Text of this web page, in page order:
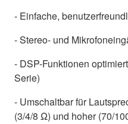
- Einfache,
- Stereo- und
- DSP-Funktionen
Serie)
- Umschaltbar für
(3/4/8 Ω) und hoher (70/